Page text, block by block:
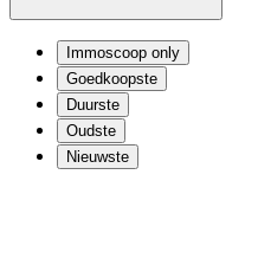
Immoscoop only
Goedkoopste
Duurste
Oudste
Nieuwste